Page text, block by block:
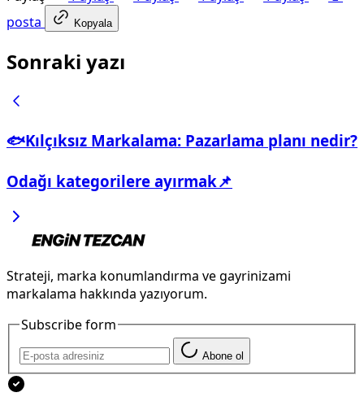
posta
Kopyala
Sonraki yazı
🐟Kılçıksız Markalama: Pazarlama planı nedir?
Odağı kategorilere ayırmak📌
Strateji, marka konumlandırma ve gayrinizami
markalama hakkında yazıyorum.
Subscribe form
Abone ol